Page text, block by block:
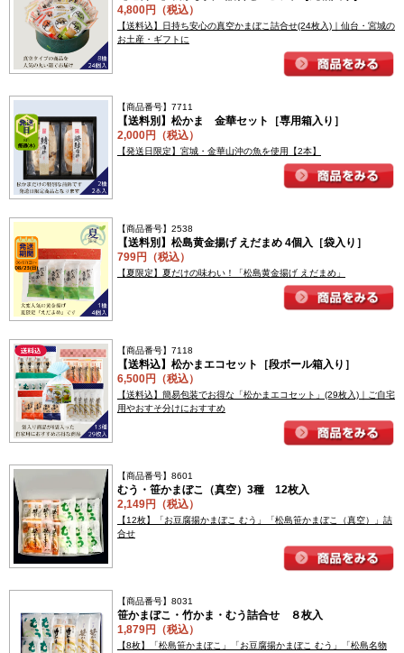
4,800円（税込）
【送料込】日持ち安心の真空かまぼこ詰合せ(24枚入)｜仙台・宮城の
お土産・ギフトに
【商品番号】7711
【送料別】松かま 金華セット［専用箱入り］
2,000円（税込）
【発送日限定】宮城・金華山沖の魚を使用【2本】
【商品番号】2538
【送料別】松島黄金揚げ えだまめ 4個入［袋入り］
799円（税込）
【夏限定】夏だけの味わい！「松島黄金揚げ えだまめ」
【商品番号】7118
【送料込】松かまエコセット［段ボール箱入り］
6,500円（税込）
【送料込】簡易包装でお得な「松かまエコセット」(29枚入)｜ご自宅
用やおすそ分けにおすすめ
【商品番号】8601
むう・笹かまぼこ（真空）3種 12枚入
2,149円（税込）
【12枚】「お豆腐揚かまぼこ むう」「松島笹かまぼこ（真空）」詰
合せ
【商品番号】8031
笹かまぼこ・竹かま・むう詰合せ ８枚入
1,879円（税込）
【8枚】「松島笹かまぼこ」「お豆腐揚かまぼこ むう」「松島名物